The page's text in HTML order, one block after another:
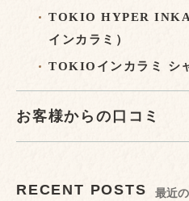
TOKIO HYPER
インカラミ）
TOKIOインカラミ シ
お客様からの口コミ
RECENT POSTS 最近